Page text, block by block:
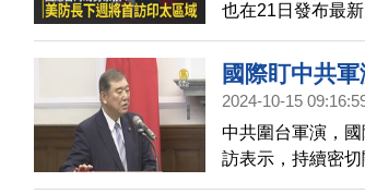
也在21日發布最
長赫格塞斯（
軍方表示，共機
國際盯中共
2024-10-15
中共圍台軍演，
訪表示，持續密
對日本，對地區